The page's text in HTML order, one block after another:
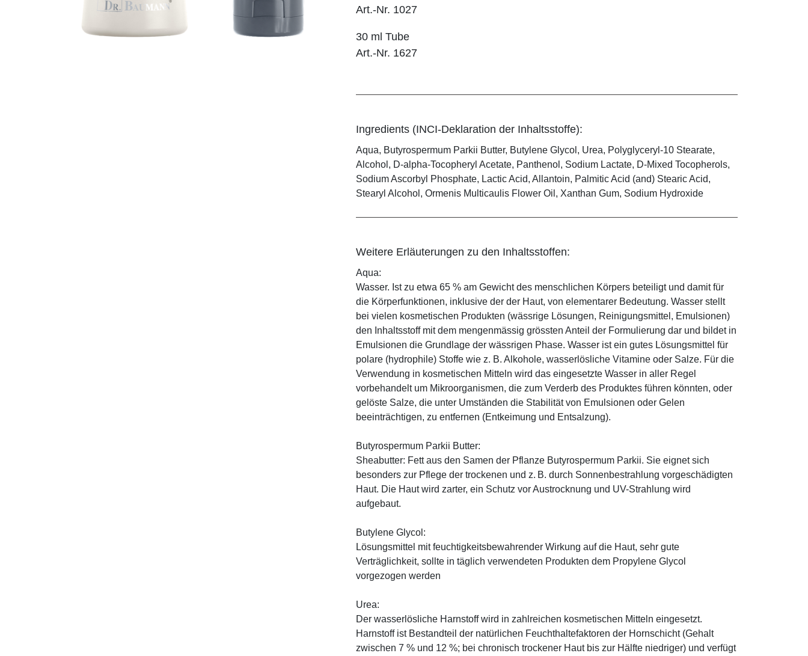
Art.-Nr. 1027
30 ml Tube
Art.-Nr. 1627
Ingredients (INCI-Deklaration der Inhaltsstoffe):
Aqua, Butyrospermum Parkii Butter, Butylene Glycol, Urea, Polyglyceryl-10 Stearate,
Alcohol, D-alpha-Tocopheryl Acetate, Panthenol, Sodium Lactate, D-Mixed Tocopherols,
Sodium Ascorbyl Phosphate, Lactic Acid, Allantoin, Palmitic Acid (and) Stearic Acid,
Stearyl Alcohol, Ormenis Multicaulis Flower Oil, Xanthan Gum, Sodium Hydroxide
Weitere Erläuterungen zu den Inhaltsstoffen:
Aqua:
Wasser. Ist zu etwa 65 % am Gewicht des menschlichen Körpers beteiligt und damit für
die Körperfunktionen, inklusive der der Haut, von elementarer Bedeutung. Wasser stellt
bei vielen kosmetischen Produkten (wässrige Lösungen, Reinigungsmittel, Emulsionen)
den Inhaltsstoff mit dem mengenmässig grössten Anteil der Formulierung dar und bildet in
Emulsionen die Grundlage der wässrigen Phase. Wasser ist ein gutes Lösungsmittel für
polare (hydrophile) Stoffe wie z. B. Alkohole, wasserlösliche Vitamine oder Salze. Für die
Verwendung in kosmetischen Mitteln wird das eingesetzte Wasser in aller Regel
vorbehandelt um Mikroorganismen, die zum Verderb des Produktes führen könnten, oder
gelöste Salze, die unter Umständen die Stabilität von Emulsionen oder Gelen
beeinträchtigen, zu entfernen (Entkeimung und Entsalzung).
Butyrospermum Parkii Butter:
Sheabutter: Fett aus den Samen der Pflanze Butyrospermum Parkii. Sie eignet sich
besonders zur Pflege der trockenen und z. B. durch Sonnenbestrahlung vorgeschädigten
Haut. Die Haut wird zarter, ein Schutz vor Austrocknung und UV-Strahlung wird
aufgebaut.
Butylene Glycol:
Lösungsmittel mit feuchtigkeitsbewahrender Wirkung auf die Haut, sehr gute
Verträglichkeit, sollte in täglich verwendeten Produkten dem Propylene Glycol
vorgezogen werden
Urea:
Der wasserlösliche Harnstoff wird in zahlreichen kosmetischen Mitteln eingesetzt.
Harnstoff ist Bestandteil der natürlichen Feuchthaltefaktoren der Hornschicht (Gehalt
zwischen 7 % und 12 %; bei chronisch trockener Haut bis zur Hälfte niedriger) und verfügt